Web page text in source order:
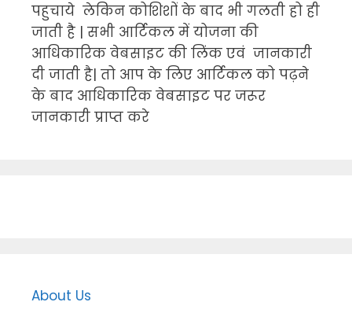
पहुचाये लेकिन कोशिशों के बाद भी गलती हो ही
जाती है | सभी आर्टिकल में योजना की
आधिकारिक वेबसाइट की लिंक एवं जानकारी
दी जाती है| तो आप के लिए आर्टिकल को पढ़ने
के बाद आधिकारिक वेबसाइट पर जरूर
जानकारी प्राप्त करे
About Us